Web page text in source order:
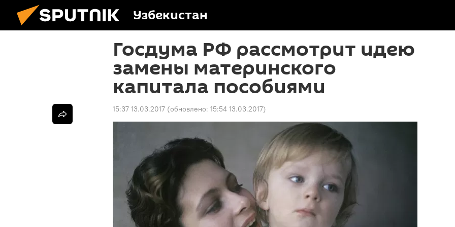
Узбекистан
Госдума РФ рассмотрит идею
замены материнского
капитала пособиями
15:37 13.03.2017 (обновлено: 15:54 13.03.2017)